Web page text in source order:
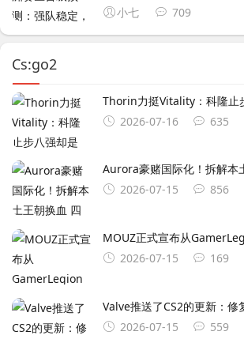
小七
709
Cs:go2
Thorin力挺Vitality：科隆止
2026-07-16
635
Aurora豪赌国际化！拆解本
2026-07-15
856
MOUZ正式宣布从
2026-07-15
169
Valve推送了CS2的更新：修
2026-07-15
559